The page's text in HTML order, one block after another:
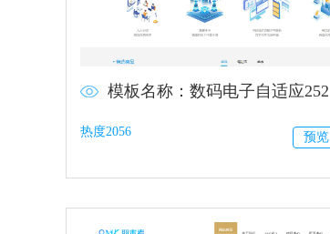
模板名称：数码电子自适应252
热度2056 预览